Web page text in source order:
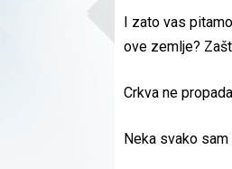
I zato vas
ove zemlje?
Crkva ne
Neka svako